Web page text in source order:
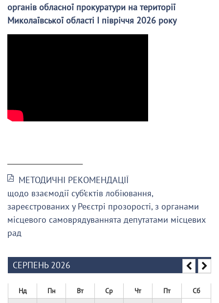
органів обласної прокуратури на території
Миколаївської області І півріччя 2026 року
МЕТОДИЧНІ РЕКОМЕНДАЦІЇ
щодо взаємодії суб’єктів лобіювання,
зареєстрованих у Реєстрі прозорості, з органами
місцевого самоврядуваннята депутатами місцевих
рад
СЕРПЕНЬ 2026
Нд Пн Вт Ср Чт Пт Сб